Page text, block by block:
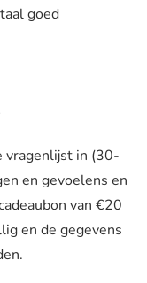
goed
vragenlijst in (30-
en gevoelens en
van €20
en de gegevens